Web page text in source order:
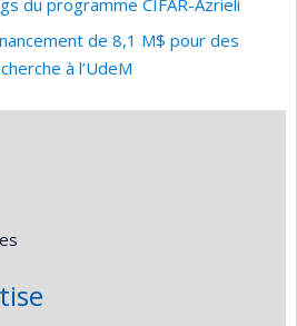
de 8,1 M$ pour des
à l’UdeM